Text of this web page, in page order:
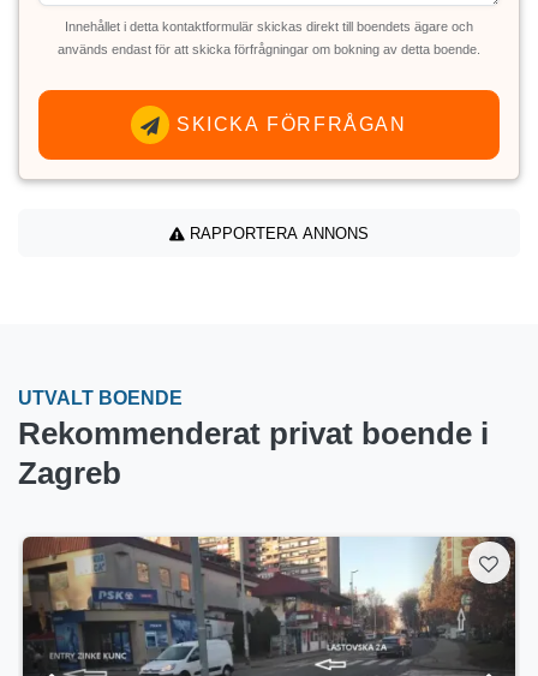
Innehållet i detta kontaktformulär skickas direkt till boendets ägare och
används endast för att skicka förfrågningar om bokning av detta boende.
SKICKA FÖRFRÅGAN
RAPPORTERA ANNONS
UTVALT BOENDE
Rekommenderat privat boende i
Zagreb